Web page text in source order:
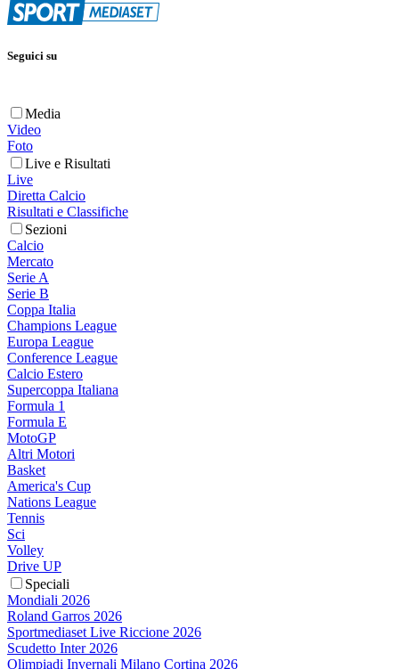
Seguici su
Media
Video
Foto
Live e Risultati
Live
Diretta Calcio
Risultati e Classifiche
Sezioni
Calcio
Mercato
Serie A
Serie B
Coppa Italia
Champions League
Europa League
Conference League
Calcio Estero
Supercoppa Italiana
Formula 1
Formula E
MotoGP
Altri Motori
Basket
America's Cup
Nations League
Tennis
Sci
Volley
Drive UP
Speciali
Mondiali 2026
Roland Garros 2026
Sportmediaset Live Riccione 2026
Scudetto Inter 2026
Olimpiadi Invernali Milano Cortina 2026